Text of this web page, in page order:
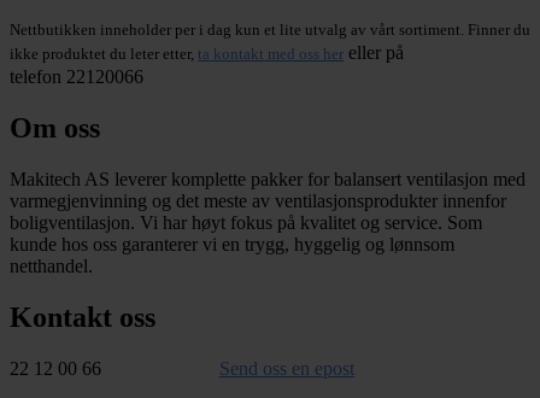
Nettbutikken inneholder per i dag kun et lite utvalg av vårt sortiment. Finner du
ikke produktet du leter etter, ta kontakt med oss her eller på
telefon 22120066
Om oss
Makitech AS leverer komplette pakker for balansert ventilasjon med
varmegjenvinning og det meste av ventilasjonsprodukter innenfor
boligventilasjon. Vi har høyt fokus på kvalitet og service. Som
kunde hos oss garanterer vi en trygg, hyggelig og lønnsom
netthandel.
Kontakt oss
22 12 00 66 Send oss en epost